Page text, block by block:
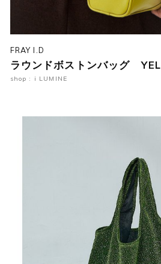
FRAY I.D
ラウンドボストンバッグ YEL
shop : i LUMINE